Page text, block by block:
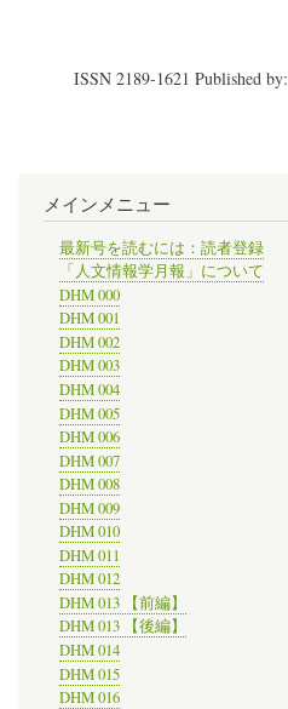
タ
に
関
す
る
シ
館
の
ISSN 2189-1621 Published by:
メインメニュー
最新号を読むには：読者登録
「人文情報学月報」について
DHM 000
DHM 001
DHM 002
DHM 003
DHM 004
DHM 005
DHM 006
DHM 007
DHM 008
DHM 009
DHM 010
DHM 011
DHM 012
DHM 013 【前編】
DHM 013 【後編】
DHM 014
DHM 015
DHM 016